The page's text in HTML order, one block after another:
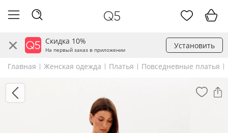
Скидка 10%
На первый заказ в приложении Установить
Главная Женская одежда Платья Повседневные платья